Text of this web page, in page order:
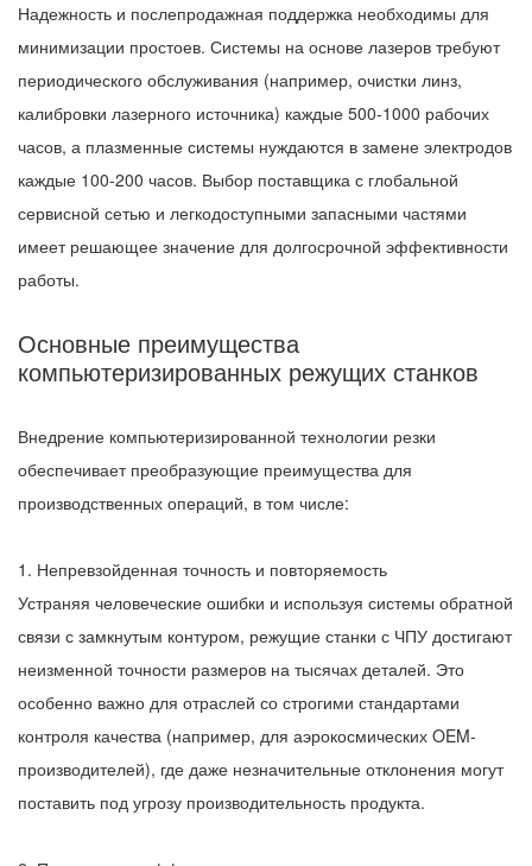
Надежность и послепродажная поддержка необходимы для
минимизации простоев. Системы на основе лазеров требуют
периодического обслуживания (например, очистки линз,
калибровки лазерного источника) каждые 500-1000 рабочих
часов, а плазменные системы нуждаются в замене электродов
каждые 100-200 часов. Выбор поставщика с глобальной
сервисной сетью и легкодоступными запасными частями
имеет решающее значение для долгосрочной эффективности
работы.
Основные преимущества
компьютеризированных режущих станков
Внедрение компьютеризированной технологии резки
обеспечивает преобразующие преимущества для
производственных операций, в том числе:
1. Непревзойденная точность и повторяемость
Устраняя человеческие ошибки и используя системы обратной
связи с замкнутым контуром, режущие станки с ЧПУ достигают
неизменной точности размеров на тысячах деталей. Это
особенно важно для отраслей со строгими стандартами
контроля качества (например, для аэрокосмических OEM-
производителей), где даже незначительные отклонения могут
поставить под угрозу производительность продукта.